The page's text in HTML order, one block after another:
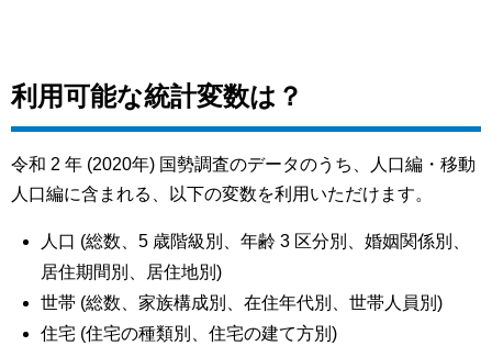
利用可能な統計変数は？
令和 2 年 (2020年) 国勢調査のデータのうち、人口編・移動
人口編に含まれる、以下の変数を利用いただけます。
人口 (総数、5 歳階級別、年齢 3 区分別、婚姻関係別、
居住期間別、居住地別)
世帯 (総数、家族構成別、在住年代別、世帯人員別)
住宅 (住宅の種類別、住宅の建て方別)